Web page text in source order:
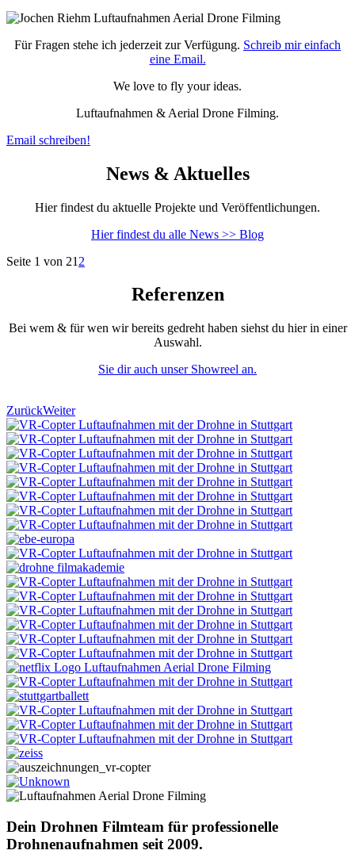
Für Fragen stehe ich jederzeit zur Verfügung. Schreib mir einfach
eine Email.
We love to fly your ideas.
Luftaufnahmen & Aerial Drone Filming.
Email schreiben!
News & Aktuelles
Hier findest du aktuelle Projekte und Veröffentlichungen.
Hier findest du alle News >> Blog
Seite 1 von 21 2
Referenzen
Bei wem & für wen wir bereits gedreht haben siehst du hier in einer
Auswahl.
Sie dir auch unser Showreel an.
ZurückWeiter
Dein Drohnen Filmteam für professionelle
Drohnenaufnahmen seit 2009.